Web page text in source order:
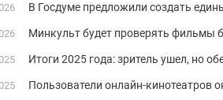
В Госдуме предложили создать
Минкульт будет проверять фильмы
Итоги 2025 года: зритель ушел, но
Пользователи онлайн-